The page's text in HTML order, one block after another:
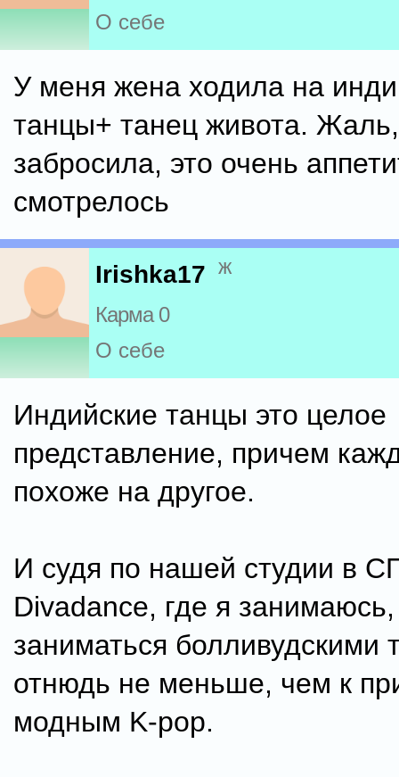
О себе
У меня жена ходила на
танцы+ танец живота.
забросила, это очень
смотрелось
Irishka17 ж
Карма 0
О себе
Индийские танцы это целое
представление, причем
похоже на другое.
И судя по нашей студии в
Divadance, где я
заниматься болливудскими
отнюдь не меньше, чем к
модным K-pop.